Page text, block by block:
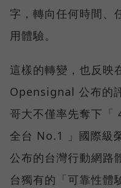
字，轉向任何時間、
用體驗。
這樣的轉變，也反映
Opensignal 公布的
哥大不僅率先奪下「
全台 No.1 」國際級
公布的台灣行動網路
台獨有的「可靠性體